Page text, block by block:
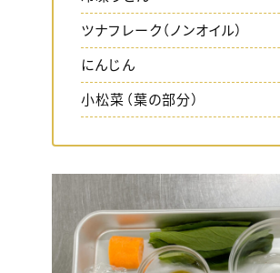
ツナフレーク（ノンオイル）
にんじん
小松菜（葉の部分）